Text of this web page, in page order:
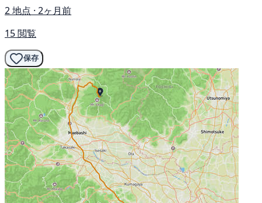
2 地点 · 2ヶ月前
15 閲覧
保存